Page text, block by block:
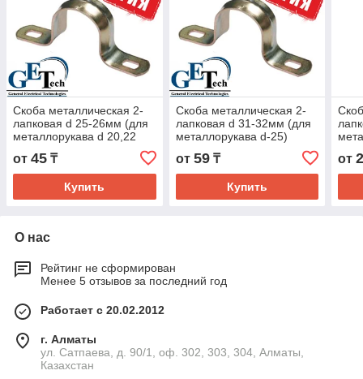
Скоба металлическая 2-
лапковая d 25-26мм (для
металлорукава d 20,22
от 45 ₸
Купить
Скоба металлическая 2-
лапковая d 31-32мм (для
металлорукава d-25)
от 59₸
Купить
от
О нас
Рейтинг не сформирован
Менее 5 отзывов за последний год
Работает с 20.02.2012
г. Алматы
ул. Сатпаева, д. 90/1, оф. 302, 303, 304, Алматы,
Казахстан